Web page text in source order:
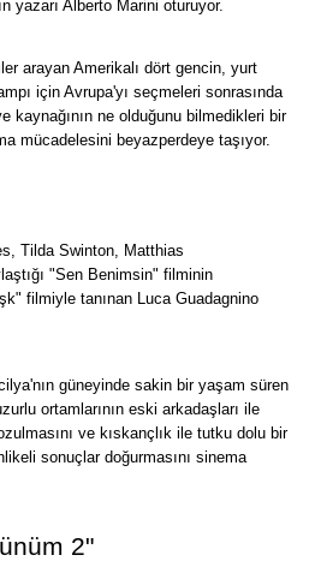
yazarı Alberto Marini oturuyor.
arayan Amerikalı dört gencin, yurt
için Avrupa'yı seçmeleri sonrasında
kaynağının ne olduğunu bilmedikleri bir
mücadelesini beyazperdeye taşıyor.
Tilda Swinton, Matthias
"Sen Benimsin" filminin
filmiyle tanınan Luca Guadagnino
güneyinde sakin bir yaşam süren
ortamlarının eski arkadaşları ile
ve kıskançlık ile tutku dolu bir
sonuçlar doğurmasını sinema
2"